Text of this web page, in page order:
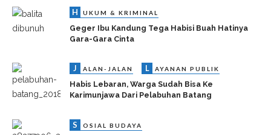
H UKUM & KRIMINAL
Geger Ibu Kandung Tega Habisi Buah Hatinya
Gara-Gara Cinta
J ALAN-JALAN L AYANAN PUBLIK
Habis Lebaran, Warga Sudah Bisa Ke
Karimunjawa Dari Pelabuhan Batang
S OSIAL BUDAYA